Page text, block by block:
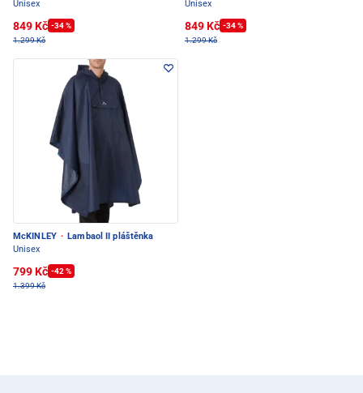
Unisex
849 Kč -34 %
1.299 Kč
Unisex
849 Kč -34 %
1.299 Kč
McKINLEY · Lambaol II pláštěnka
Unisex
799 Kč -42 %
1.399 Kč